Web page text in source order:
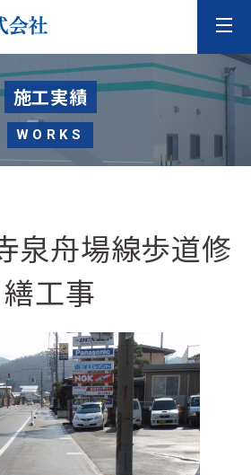
施工実績
WORKS
泉舟場線歩道修
繕工事